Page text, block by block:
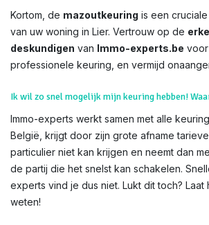
Kortom, de mazoutkeuring is een
van uw woning in Lier. Vertrouw op de
deskundigen van Immo-experts.be
professionele keuring, en vermijd
Ik wil zo snel mogelijk mijn keuring hebben!
Immo-experts werkt samen met alle
België, krijgt door zijn grote afname
particulier niet kan krijgen en neemt dan
de partij die het snelst kan schakelen.
experts vind je dus niet. Lukt dit toch?
weten!